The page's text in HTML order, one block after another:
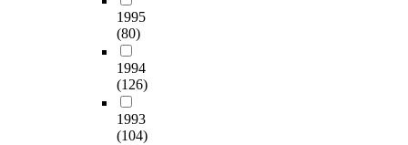
1995
(80)
1994
(126)
1993
(104)